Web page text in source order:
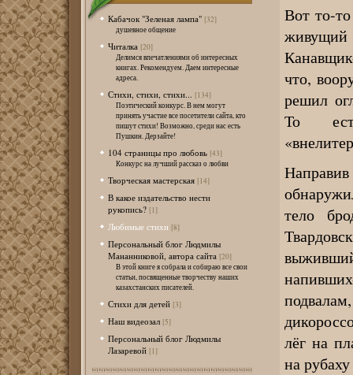
Кабачок "Зеленая лампа" [32]
душевное общение
Читалка [20]
Делимся впечатлениями об интересных
книгах. Рекомендуем. Даем интересные
адреса.
Стихи, стихи, стихи... [134]
Поэтический конкурс. В нем могут
принять участие все посетители сайта, кто
пишут стихи! Возможно, среди нас есть
Пушкин. Дерзайте!
104 страницы про любовь [43]
Конкурс на лучший рассказ о любви
Творческая мастерская [14]
В какое издательство нести
рукопись? [1]
Любимые стихи [8]
Персональный блог Людмилы
Мананниковой, автора сайта [20]
В этой книге я собрала и собираю все свои
статьи, посвященные творчеству наших
казахстанских писателей.
Стихи для детей [3]
Наш видеозал [5]
Персональный блог Людмилы
Лазаревой [1]
Вот то-
что,
решил
То
тело
лёг на
на